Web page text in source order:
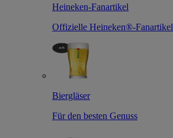
Heineken-Fanartikel
Offizielle Heineken®-Fanartikel
Biergläser
Für den besten Genuss